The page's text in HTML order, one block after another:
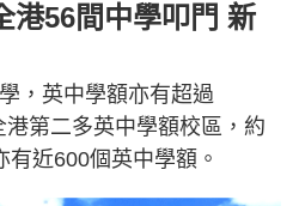
港56間中學叩門 新
，英中學額亦有超過
第二多英中學額校區，約
近600個英中學額。